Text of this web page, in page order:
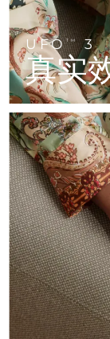
UFOTM 3
真实
All
All
保健品
专业治疗
脱毛
痘肌护理
捷克
丹麦
爱沙尼亚
芬兰
法国
法属波利尼西亚
德国
直布罗陀
希腊